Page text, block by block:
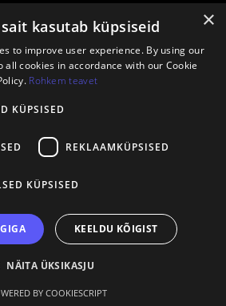
×
kasutab küpsiseid
to improve user experience. By using our
all cookies in accordance with our Cookie
Rohkem teavet
KÜPSISED
REKLAAMKÜPSISED
KÜPSISED
KEELDU KÕIGIST
NÄITA ÜKSIKASJU
BY COOKIESCRIPT